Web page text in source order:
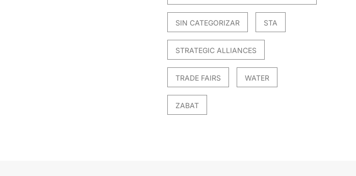
SIN CATEGORIZAR STA
STRATEGIC ALLIANCES
TRADE FAIRS WATER
ZABAT